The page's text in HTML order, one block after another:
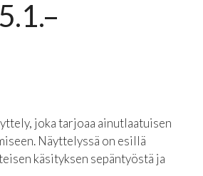
joka tarjoaa ainutlaatuisen
Näyttelyssä on esillä
käsityksen sepäntyöstä ja